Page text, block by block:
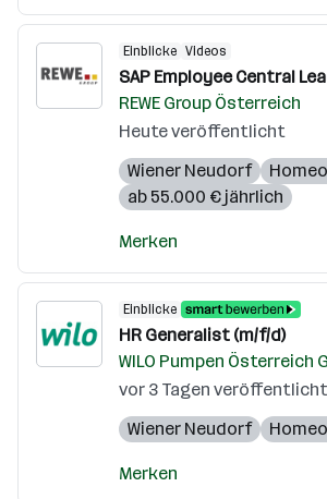
Einblicke Videos
SAP Employee Central
REWE Group Österreich
Heute veröffentlicht
Wiener Neudorf
ab 55.000 € jährlich
Merken
Einblicke
HR Generalist (m/f/d)
WILO Pumpen Österreich
vor 3 Tagen veröffentlicht
Wiener Neudorf
Merken